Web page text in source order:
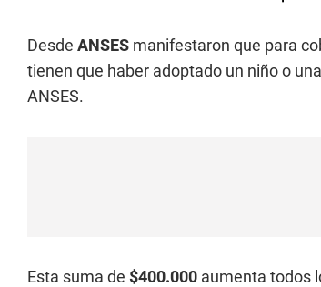
Desde ANSES manifestaron que para
tienen que haber adoptado un niño o
ANSES.
Esta suma de $400.000 aumenta todos